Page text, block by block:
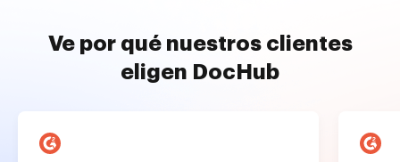
Ve por qué nuestros clientes
eligen DocHub